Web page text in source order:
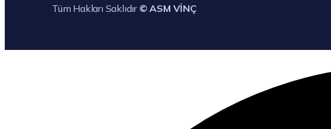
Tüm Hakları Saklıdır © ASM VİNÇ